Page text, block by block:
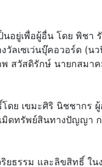
นอยู่เพื่อผู้อื่น โดย พิชา
วัลเซเว่นบุ๊คอวอร์ด (น
พ สวัสดิรักษ์ นายกสมา
ดย เขมะศิริ นิชชากร
มิดทรัพย์สินทางปัญญา
ยธรรม และลิขสิทธิ์ ใน